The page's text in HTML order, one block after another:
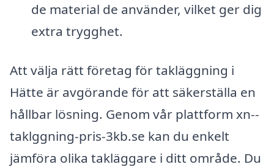
de material de använder, vilket ger dig
extra trygghet.
Att välja rätt företag för takläggning i
Hätte är avgörande för att säkerställa en
hållbar lösning. Genom vår plattform xn--
taklggning-pris-3kb.se kan du enkelt
jämföra olika takläggare i ditt område. Du